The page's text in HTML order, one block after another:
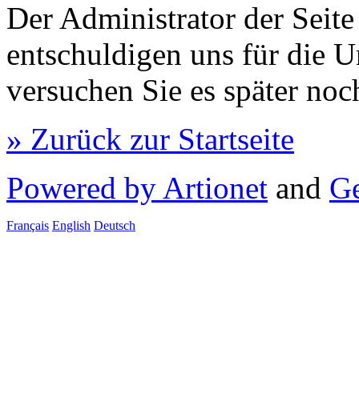
Der Administrator der
entschuldigen uns für die
versuchen Sie es später
» Zurück zur Startseite
Powered by Artionet and
Français English Deutsch